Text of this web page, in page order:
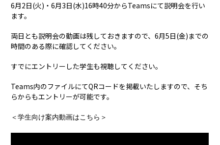
6月2日(火)・6月3日(水)16時40分からTeamsにて説明会を行い
ます。
両日とも説明会の動画は残しておきますので、6月5日(金)までの
時間のある際に確認してください。
すでにエントリーした学生も視聴してください。
Teams内のファイルにてQRコードを掲載いたしますので、そち
らからもエントリーが可能です。
＜学生向け案内動画はこちら＞